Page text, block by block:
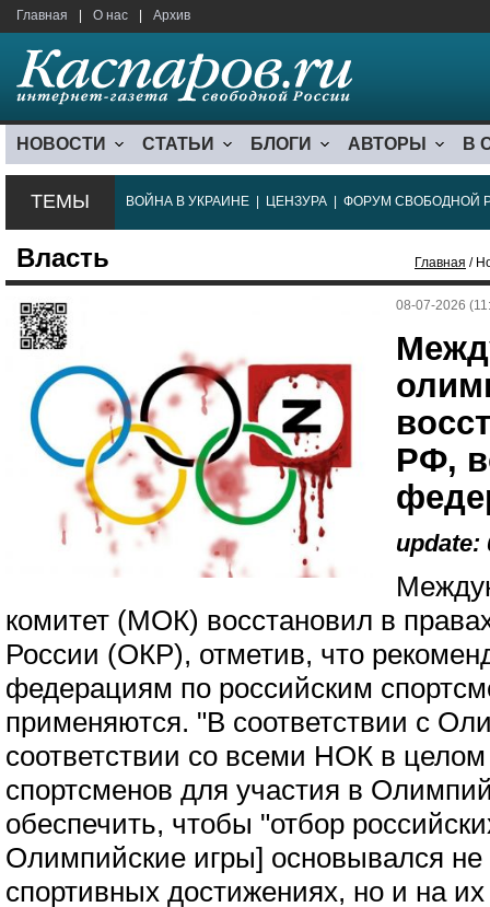
Главная О нас Архив
НОВОСТИ СТАТЬИ БЛОГИ АВТОРЫ В
ТЕМЫ ВОЙНА В УКРАИНЕ ЦЕНЗУРА ФОРУМ СВОБОДНОЙ
Власть Главная /
08-07-2026
РФ,
update:
комитет (МОК) восстановил в
России (ОКР), отметив, что
федерациям по российским
применяются. "В соответствии с
соответствии со всеми НОК в
спортсменов для участия в
обеспечить, чтобы "отбор
Олимпийские игры] основывался не
спортивных достижениях, но и на